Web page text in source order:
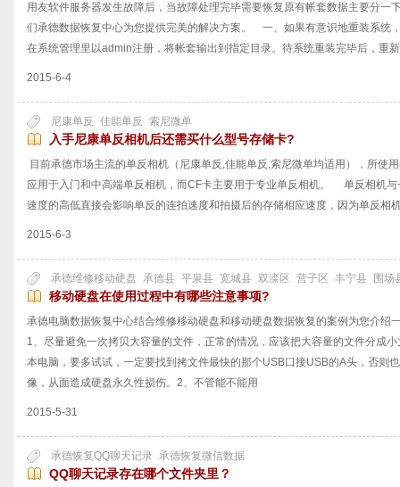
用友软件服务器发生故障后，当故障处理完毕需要恢复原有帐套数据主要分一
们承德数据恢复中心为您提供完美的解决方案。 一、如果有意识地重装系统
在系统管理里以admin注册，将帐套输出到指定目录。待系统重装完毕后，重
2015-6-4
尼康单反 佳能单反 索尼微单
入手尼康单反相机后还需买什么型号存储卡?
目前承德市场主流的单反相机（尼康单反,佳能单反,索尼微单均适用），所使
应用于入门和中高端单反相机，而CF卡主要用于专业单反相机。 单反相机
速度的高低直接会影响单反的连拍速度和拍摄后的存储相应速度，因为单反相
2015-6-3
承德维修移动硬盘 承德县 平泉县 宽城县 双滦区 营子区 丰宁县 围场
移动硬盘在使用过程中有哪些注意事项?
承德电脑数据恢复中心结合维修移动硬盘和移动硬盘数据恢复的案例为您介绍
1、尽量避免一次拷贝大容量的文件，正常的情况，应该把大容量的文件分成
本电脑，要多试试，一定要找到拷文件最快的那个USB口接USB的A头，否则
像，从面造成硬盘永久性损伤。2、不管能不能用
2015-5-31
承德恢复QQ聊天记录 承德恢复微信数据
QQ聊天记录存在哪个文件夹里？